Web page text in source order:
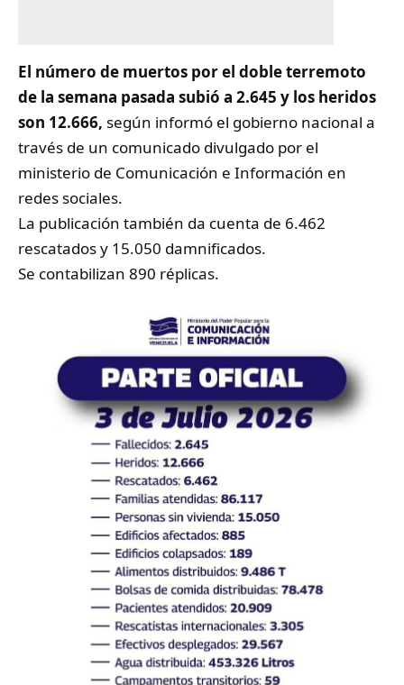
El número de muertos por el dobleterremoto
de la semana pasada subió a 2.645 y los heridos
son 12.666, según informó el gobierno nacional a
través de un comunicado divulgado por el
ministerio de Comunicación e Información en
redes sociales.
La publicación también da cuenta de 6.462
rescatados y 15.050 damnificados.
Se contabilizan 890 réplicas.